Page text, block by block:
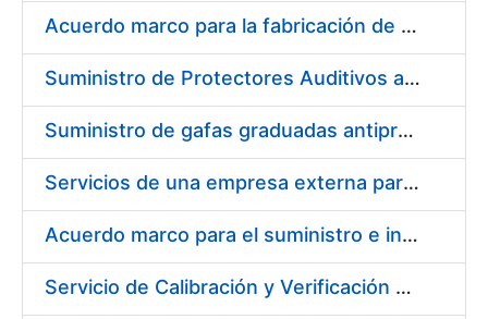
Acuerdo marco para la fabricación de piezas
Suministro de Protectores Auditivos a medida para las personas trabajadoras de los Centros de Trabajo de Madrid y Burgos
Suministro de gafas graduadas antiproyecciones para los trabajadores de la FNMT-RCM en los centros de trabajo de Madrid y Burgos
Servicios de una empresa externa para el asesoramiento y resolución de los recursos de alzada que se presentan relacionados con procesos de selección para la FNMT-RCM
Acuerdo marco para el suministro e instalación de persianas, estores y otros complementos
Servicio de Calibración y Verificación Externa de los Equipos de Medición del Servicio de Prevención de la FNMT-RCM